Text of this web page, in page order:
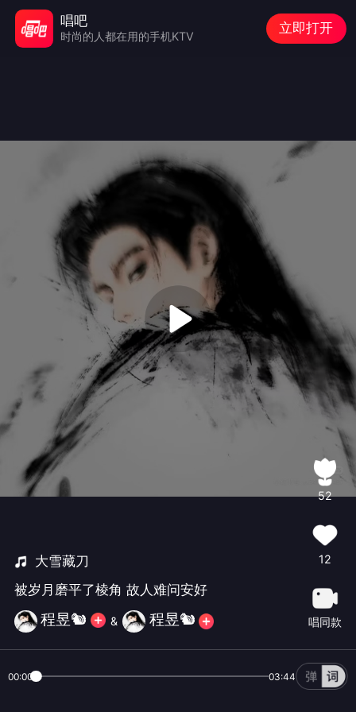
大雪藏刀
被岁月磨平了棱角 故人难问安好
程昱🐿️ & 程昱🐿️
52
12
唱同款
00:00 03:44
唱吧
时尚的人都在用的手机KTV
立即打开